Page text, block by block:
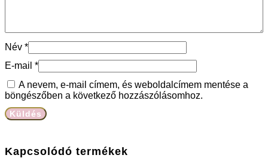
Név *
E-mail *
A nevem, e-mail címem, és weboldalcímem mentése a
böngészőben a következő hozzászólásomhoz.
Kapcsolódó termékek